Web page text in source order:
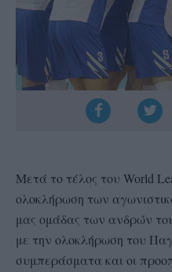
Μετά το τέλος του World
ολοκλήρωση των
μας ομάδας των ανδρών
με την ολοκλήρωση του
συμπεράσματα και οι